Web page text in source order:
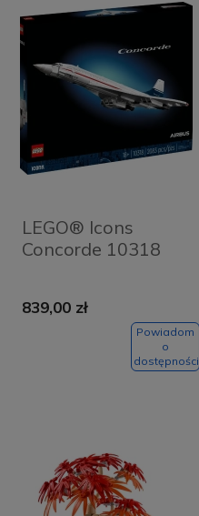
LEGO® Icons
Concorde 10318
839,00 zł
Powiadom
o
dostępności